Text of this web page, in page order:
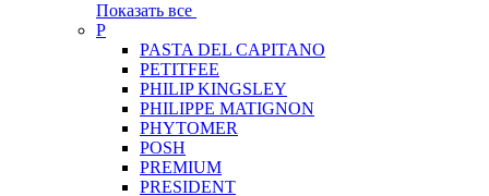
Показать все
P
PASTA DEL CAPITANO
PETITFEE
PHILIP KINGSLEY
PHILIPPE MATIGNON
PHYTOMER
POSH
PREMIUM
PRESIDENT